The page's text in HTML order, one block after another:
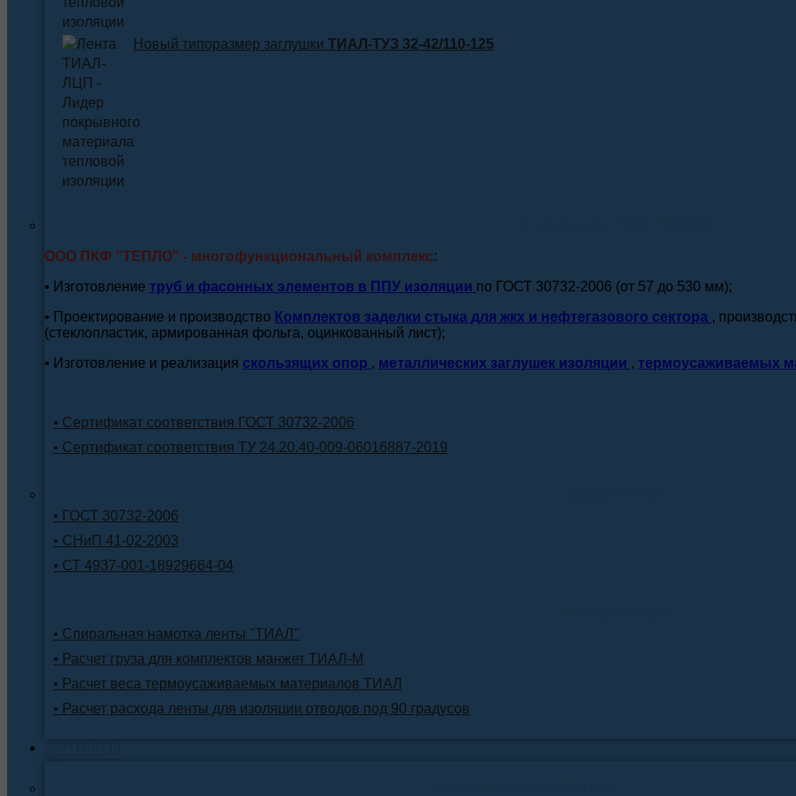
Новый типоразмер заглушки ТИАЛ-ТУЗ 32-42/110-125
ООО ПКФ "ТЕПЛО" - многофункциональный комплекс:
• Изготовление труб и фасонных элементов в ППУ изоляции по ГОСТ 30732-2006 (от 57 до 530 мм);
• Проектирование и производство Комплектов заделки стыка для жкх и нефтегазового сектора ,
(стеклопластик, армированная фольга, оцинкованный лист);
• Изготовление и реализация скользящих опор , металлических заглушек изоляции , термоусаживаемых
• Сертификат соответствия ГОСТ 30732-2006
• Сертификат соответствия ТУ 24.20.40-009-06016887-2019
• ГОСТ 30732-2006
• СНиП 41-02-2003
• СТ 4937-001-18929664-04
• Спиральная намотка ленты "ТИАЛ"
• Расчет груза для комплектов манжет ТИАЛ-М
• Расчет веса термоусаживаемых материалов ТИАЛ
• Расчет расхода ленты для изоляции отводов под 90 градусов